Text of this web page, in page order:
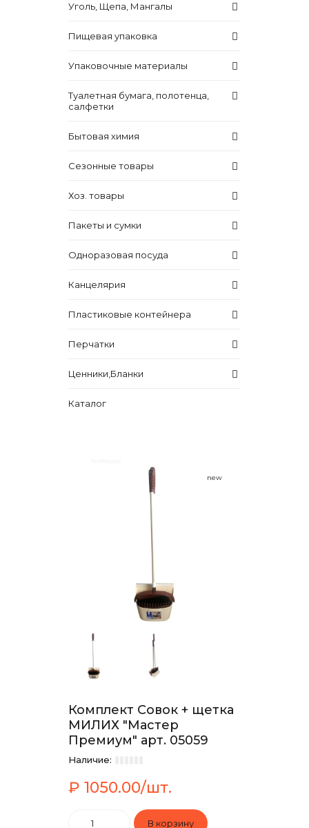
Уголь, Щепа, Мангалы
Пищевая упаковка
Упаковочные материалы
Туалетная бумага, полотенца,
салфетки
Бытовая химия
Сезонные товары
Хоз. товары
Пакеты и сумки
Одноразовая посуда
Канцелярия
Пластиковые контейнера
Перчатки
Ценники,Бланки
Каталог
new
Комплект Совок + щетка
МИЛИХ "Мастер
Премиум" арт. 05059
Наличие:
₽ 1050.00/шт.